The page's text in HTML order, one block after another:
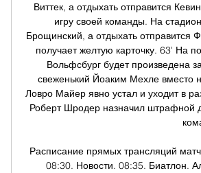
Виттек, а отдыхать отправится
игру своей команды. На
Брощинский, а отдыхать
получает желтую карточку. 63' На
Вольфсбург будет произведена
свеженький Йоаким Мехле вместо
Ловро Майер явно устал и уходит в
Роберт Шродер назначил штрафной
Расписание прямых трансляций
08:30. Новости. 08:35. Биатлон.